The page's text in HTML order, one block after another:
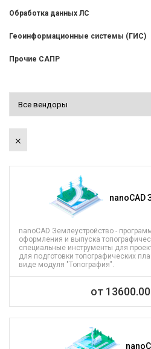
Обработка данных ЛС
Геоинформационные системы (ГИС)
Прочие САПР
×
nanoCAD
​nanoCAD Землеустройство -
оформления и выпуска
специальные инструменты для
для подготовки топографических
виде модуля "Топография".
от 13600.00